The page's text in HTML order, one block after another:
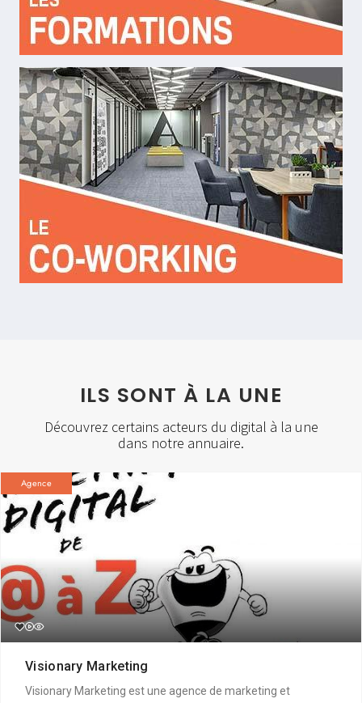
ILS SONT À LA UNE
Découvrez certains acteurs du digital à la une
dans notre annuaire.
Agence
Visionary Marketing
Visionary Marketing est une agence de marketing et